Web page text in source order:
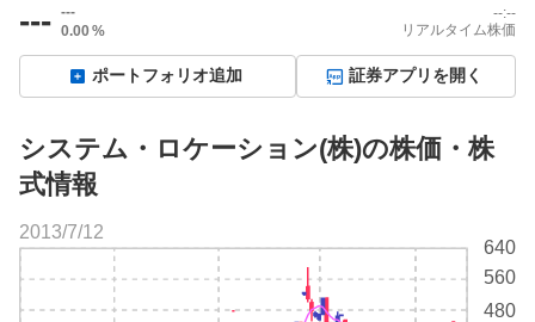
--- ---
0.00%
--:--
リアルタイム株価
ポートフォリオ追加 証券アプリを開く
システム・ロケーション(株)の株価・株
式情報
480
560
640
2013/7/12